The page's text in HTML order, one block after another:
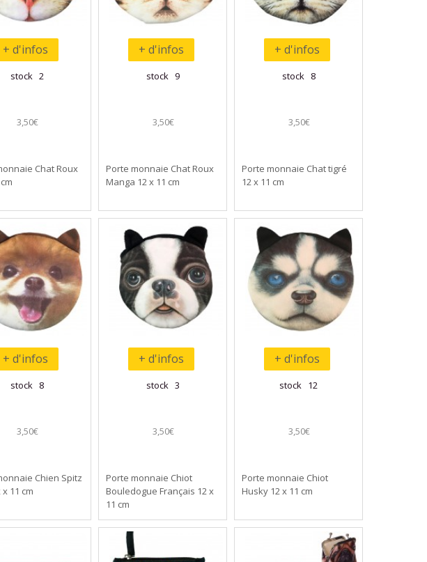
+ d'infos
stock 2
3,50€
Chat Roux
+ d'infos
stock 9
3,50€
Porte monnaie Chat Roux
Manga 12 x 11 cm
+ d'infos
stock 8
3,50€
Porte monnaie Chat tigré
12 x 11 cm
+ d'infos
stock 8
3,50€
Chien Spitz
11 cm
+ d'infos
stock 3
3,50€
Porte monnaie Chiot
Bouledogue Français 12 x
11 cm
+ d'infos
stock 12
3,50€
Porte monnaie Chiot
Husky 12 x 11 cm